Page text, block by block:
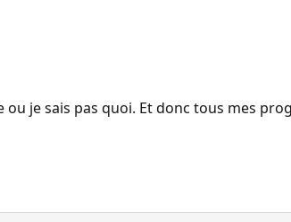
je sais pas quoi. Et donc tous mes